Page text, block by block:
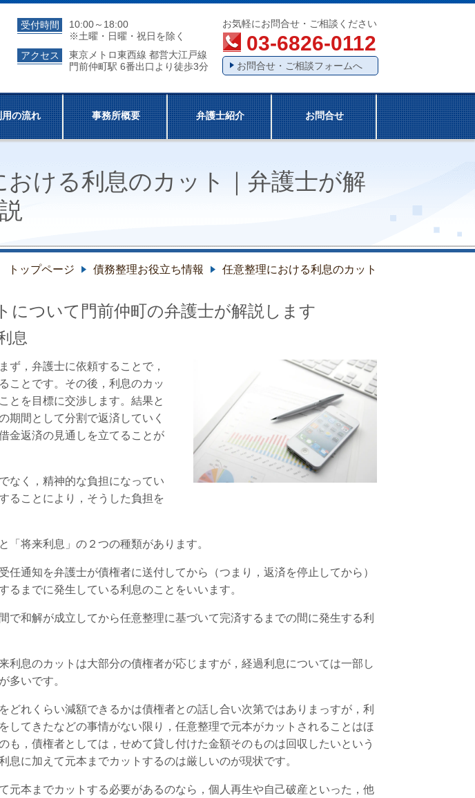
受付時間
10:00～18:00
※土曜・日曜・祝日を除く
アクセス
東京メトロ東西線 都営大江戸線
門前仲町駅 6番出口より徒歩3分
お気軽にお問合せ・ご相談ください
03-6826-0112
お問合せ・ご相談フォームへ
の流れ 事務所概要 弁護士紹介 お問合せ
おける利息のカット
｜弁護士が解
説
トップページ 債務整理お役立ち情報 任意整理における利息のカット
について門前仲町の弁護士が解説します
息
，弁護士に依頼することで，
ことです。その後，利息のカッ
とを目標に交渉します。結果と
期間として分割で返済していく
金返済の見通しを立てることが
なく，精神的な負担になってい
ることにより，そうした負担を
将来利息」の２つの種類があります。
通知を弁護士が債権者に送付してから（つまり，返済を停止してから）
るまでに発生している利息のことをいいます。
で和解が成立してから任意整理に基づいて完済するまでの間に発生する利
利息のカットは大部分の債権者が応じますが，経過利息については一部し
多いです。
どれくらい減額できるかは債権者との話し合い次第ではありまっすが，利
してきたなどの事情がない限り，任意整理で元本がカットされることはほ
も，債権者としては，せめて貸し付けた金額そのものは回収したいという
息に加えて元本までカットするのは厳しいのが現状です。
元本までカットする必要があるのなら，個人再生や自己破産といった，他